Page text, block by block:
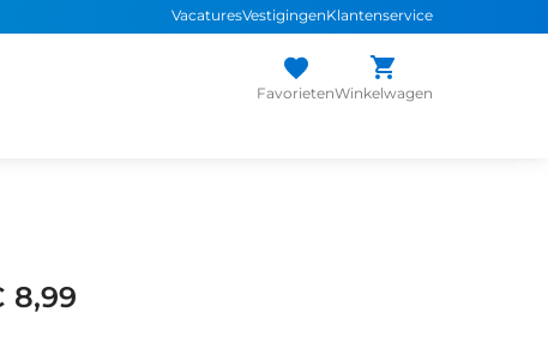
VacaturesVestigingenKlantenservice
FavorietenWinkelwagen
8,99